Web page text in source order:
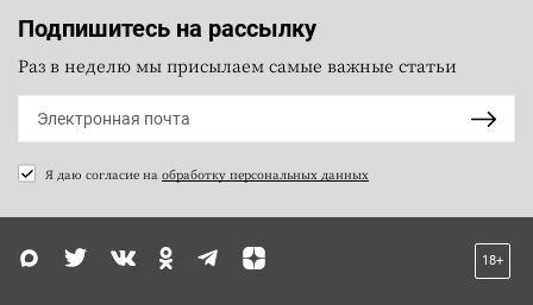
Подпишитесь на рассылку
Раз в неделю мы присылаем самые важные статьи
Я даю согласие на обработку персональных данных
18+